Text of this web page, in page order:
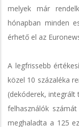
melyek már
hónapban minden
érhető el az
A legfrissebb
közel 10 százaléka
(dekóderek, integrált
felhasználók
meghaladta a 125